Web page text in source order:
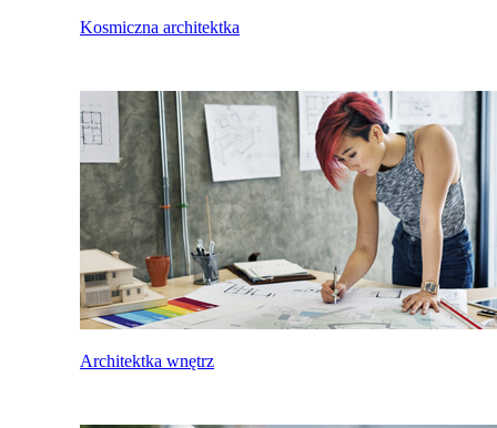
Kosmiczna architektka
Architektka wnętrz